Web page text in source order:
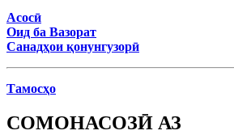
Асосӣ
Оид ба Вазорат
Санадҳои қонунгузорӣ
Тамосҳо
СОМОНАСОЗӢ АЗ